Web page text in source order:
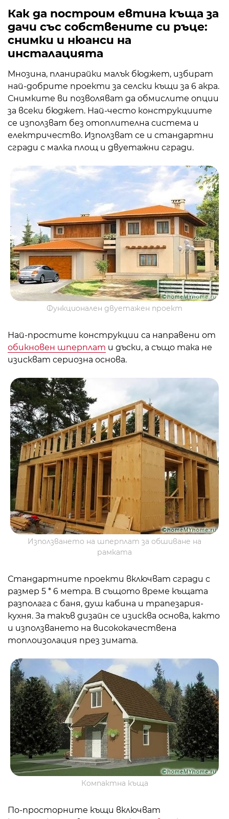
Как да построим евтина къща за
дачи със собствените си ръце:
снимки и нюанси на
инсталацията
Мнозина, планирайки малък бюджет, избират
най-добрите проекти за селски къщи за 6 акра.
Снимките ви позволяват да обмислите опции
за всеки бюджет. Най-често конструкциите
се използват без отоплителна система и
електричество. Използват се и стандартни
сгради с малка площ и двуетажни сгради.
Функционален двуетажен проект
Най-простите конструкции са направени от
обикновен шперплат и дъски, а също така не
изискват сериозна основа.
Използването на шперплат за обшиване на
рамката
Стандартните проекти включват сгради с
размер 5 * 6 метра. В същото време къщата
разполага с баня, душ кабина и трапезария-
кухня. За такъв дизайн се изисква основа, както
и използването на висококачествена
топлоизолация през зимата.
Компактна къща
По-просторните къщи включват